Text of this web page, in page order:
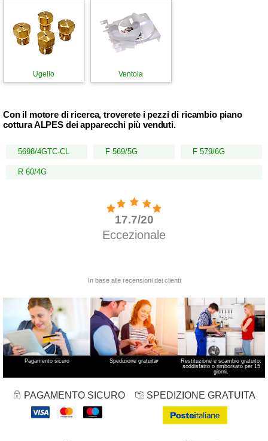
Ugello Ventola
Con il motore di ricerca, troverete i pezzi di ricambio piano
cottura ALPES dei apparecchi più venduti.
5698/4GTC-CL F 569/5G F 579/6G
R 60/4G
Pagamento sicuro Spedizione gratuita*
Restituzione e scambio gratuito:
soddisfatto o rimborsato per 15
giorni.
PAGAMENTO SICURO SPEDIZIONE GRATUITA